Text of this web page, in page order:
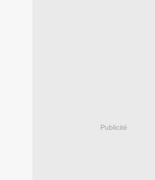
Publicité